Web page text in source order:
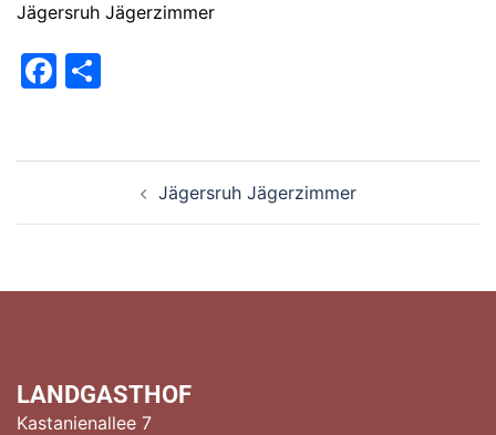
Jägersruh Jägerzimmer
Facebook
BeitragsnavigationJägersruh Jägerzimmer
LANDGASTHOF
Kastanienallee 7